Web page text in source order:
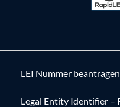
LEI Nummer beantragen
Legal Entity Identifier –